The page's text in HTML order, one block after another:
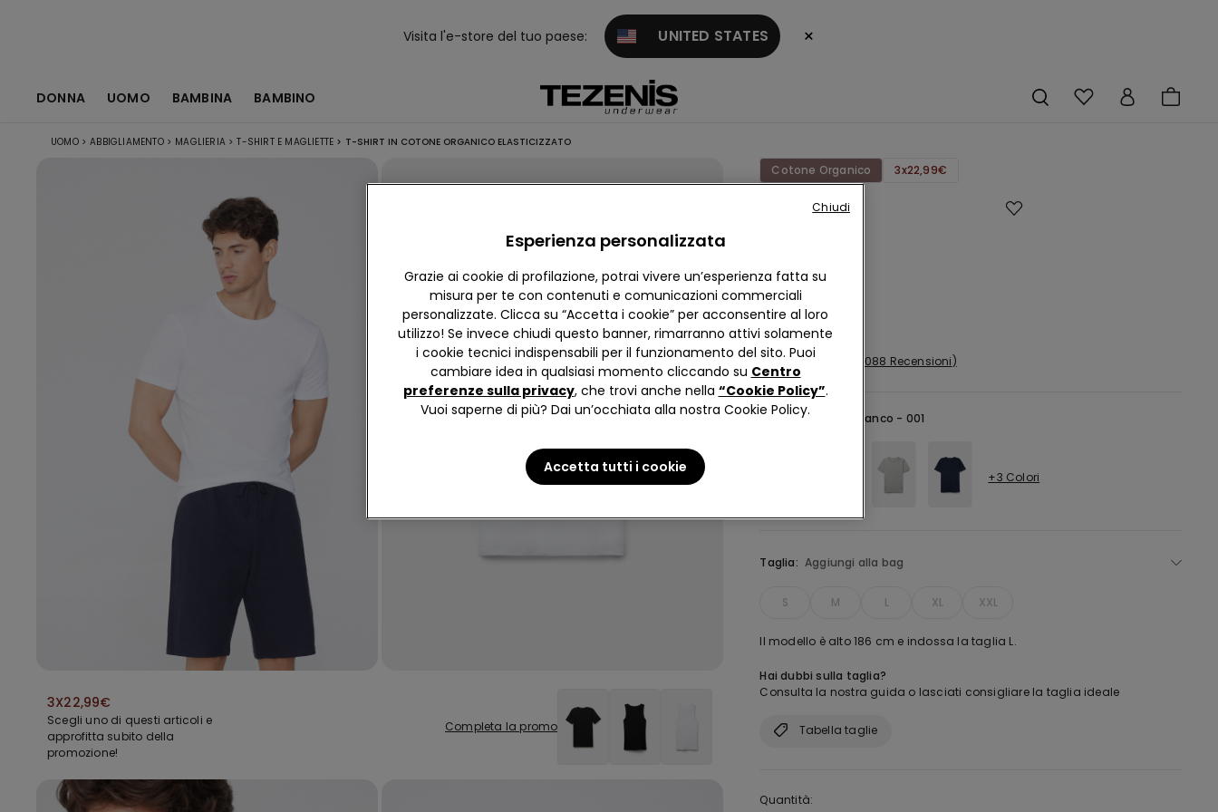
Visita l'e-store del tuo paese: UNITED STATES ×
DONNA UOMO BAMBINA BAMBINO
UOMO > ABBIGLIAMENTO > MAGLIERIA > T-SHIRT E MAGLIETTE > T-SHIRT IN COTONE ORGANICO ELASTICIZZATO
3X22,99€
Scegli uno di questi articoli e
approfitta subito della
promozione!
Completa la promo
Cotone Organico 3x22,99€
T-shirt in
Elasticizzato
9,99 €
4,8 1088 Recensioni
Colore:Bianco - Bianco - 001
+3 Colori
Taglia: Aggiungi alla bag
S M L XL XXL
Il modello è alto 186 cm e indossa la taglia L.
Hai dubbi sulla taglia?
Consulta la nostra guida o lasciati consigliare la taglia ideale
Tabella taglie
Quantità:
Esperienza personalizzata
Grazie ai cookie di profilazione, potrai vivere un’esperienza fatta su
misura per te con contenuti e comunicazioni commerciali
personalizzate. Clicca su “Accetta i cookie” per acconsentire al loro
utilizzo! Se invece chiudi questo banner, rimarranno attivi solamente
i cookie tecnici indispensabili per il funzionamento del sito. Puoi
cambiare idea in qualsiasi momento cliccando su Centro
preferenze sulla privacy, che trovi anche nella “Cookie Policy”.
Vuoi saperne di più? Dai un’occhiata alla nostra Cookie Policy.
Accetta tutti i cookie
Chiudi